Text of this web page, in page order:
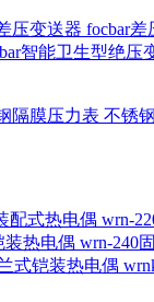
压变送器 focbar
智能卫生型绝压
隔膜压力表 不锈
配式热电偶 wrn-
装热电偶 wrn-240
式铠装热电偶